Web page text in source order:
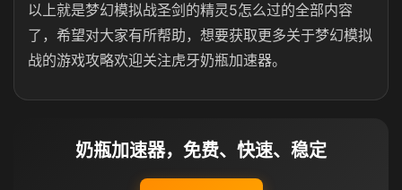
以上就是梦幻模拟战圣剑的精灵5怎么过的全部内容
了，希望对大家有所帮助，想要获取更多关于梦幻模拟
战的游戏攻略欢迎关注虎牙奶瓶加速器。
奶瓶加速器，免费、快速、稳定